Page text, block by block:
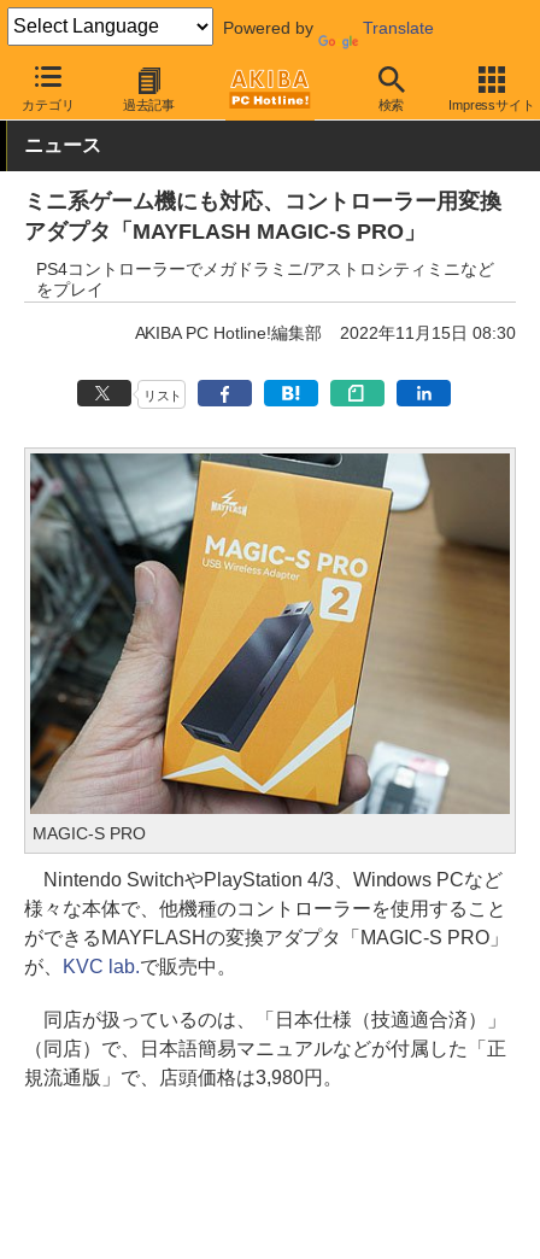
Powered by Translate
カテゴリ 過去記事 検索 Impressサイト
AKIBA PC Hotline! PC周辺機器 ゲーミングデバイス ゲームパ
ニュース
ミニ系ゲーム機にも対応、コントローラー用変換
アダプタ「MAYFLASH MAGIC-S PRO」
PS4コントローラーでメガドラミニ/アストロシティミニなど
をプレイ
AKIBA PC Hotline!編集部 2022年11月15日 08:30
リスト
MAGIC-S PRO
Nintendo SwitchやPlayStation 4/3、Windows PCなど
様々な本体で、他機種のコントローラーを使用すること
ができるMAYFLASHの変換アダプタ「MAGIC-S PRO」
が、
KVC lab.で販売中。
同店が扱っているのは、「日本仕様（技適適合済）」
（同店）で、日本語簡易マニュアルなどが付属した「正
規流通版」で、店頭価格は3,980円。